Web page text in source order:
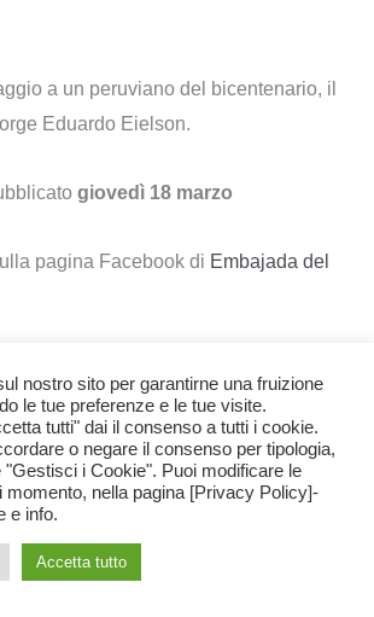
a un peruviano del bicentenario, il
Eduardo Eielson.
giovedì 18 marzo
pagina Facebook di Embajada del
nostro sito per garantirne una fruizione
le tue preferenze e le tue visite.
tutti" dai il consenso a tutti i cookie.
o negare il consenso per tipologia,
"Gestisci i Cookie". Puoi modificare le
momento, nella pagina [Privacy Policy]-
e info.
Accetta tutto